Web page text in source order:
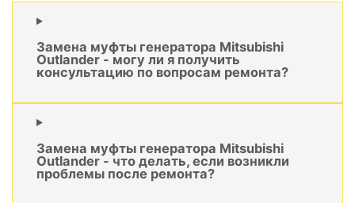
Замена муфты генератора Mitsubishi
Outlander - могу ли я получить
консультацию по вопросам ремонта?
Замена муфты генератора Mitsubishi
Outlander - что делать, если возникли
проблемы после ремонта?